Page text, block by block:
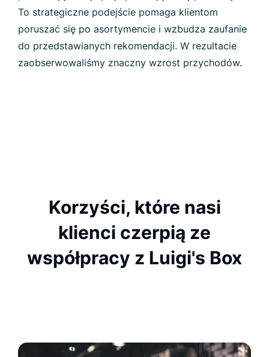
To strategiczne podejście pomaga klientom
poruszać się po asortymencie i wzbudza zaufanie
do przedstawianych rekomendacji. W rezultacie
zaobserwowaliśmy znaczny wzrost przychodów.
Korzyści, które nasi
klienci czerpią ze
współpracy z Luigi's Box